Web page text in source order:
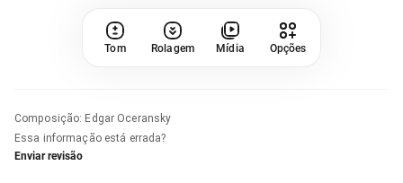
Tom Rolagem Mídia Opções
Composição: Edgar Oceransky
Essa informação está errada?
Enviar revisão